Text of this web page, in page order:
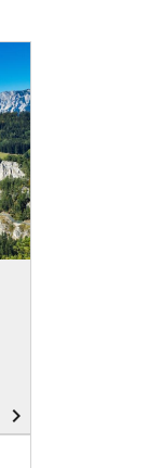
navigate_next